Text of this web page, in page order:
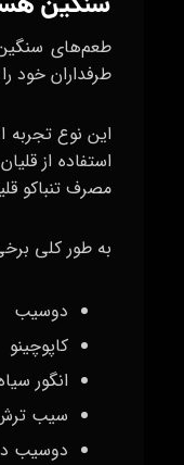
طعم‌های
طرفداران خود
این نوع تجربه
استفاده از
مصرف تنباکو
به طور کلی
دوسیب
کاپوچینو
انگور
سیب
دوسیب